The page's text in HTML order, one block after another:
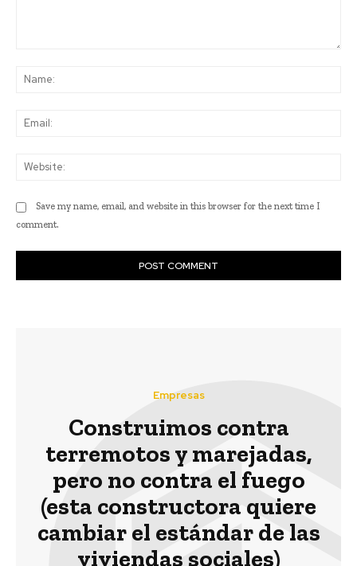
Save my name, email, and website in this browser for the next time I
comment.